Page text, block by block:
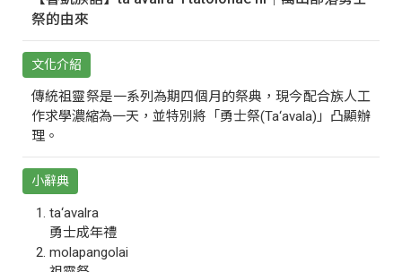
祭的由來
文化介紹
傳統祖靈祭是一系列為期四個月的祭典，現今配合族人工
作求學濃縮為一天，並特別將「勇士祭(Ta‘avala)」凸顯辦
理。
小辭典
ta‘avalra
勇士成年禮
molapangolai